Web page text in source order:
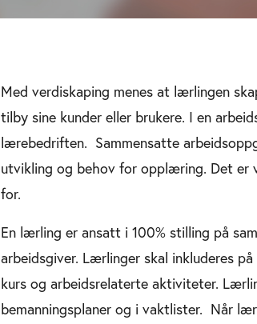
Med verdiskaping menes at lærlingen
tilby sine kunder eller brukere. I en
lærebedriften. Sammensatte
utvikling og behov for opplæring. Det er
for.
En lærling er ansatt i 100% stilling på
arbeidsgiver. Lærlinger skal inkluderes
kurs og arbeidsrelaterte aktiviteter.
bemanningsplaner og i vaktlister. Når